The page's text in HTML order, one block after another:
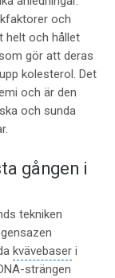
och
helt och hållet
gör att deras
kolesterol. Det
och är den
och sunda
gången i
tekniken
kvävebaseri
strängen